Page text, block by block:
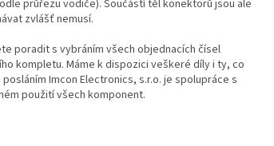
průřezu vodiče). Součástí těl konektorů jsou ale
zvlášť nemusí.
poradit s vybráním všech objednacích čísel
kompletu. Máme k dispozici veškeré díly i ty, co
Imcon Electronics, s.r.o. je spolupráce s
použití všech komponent.